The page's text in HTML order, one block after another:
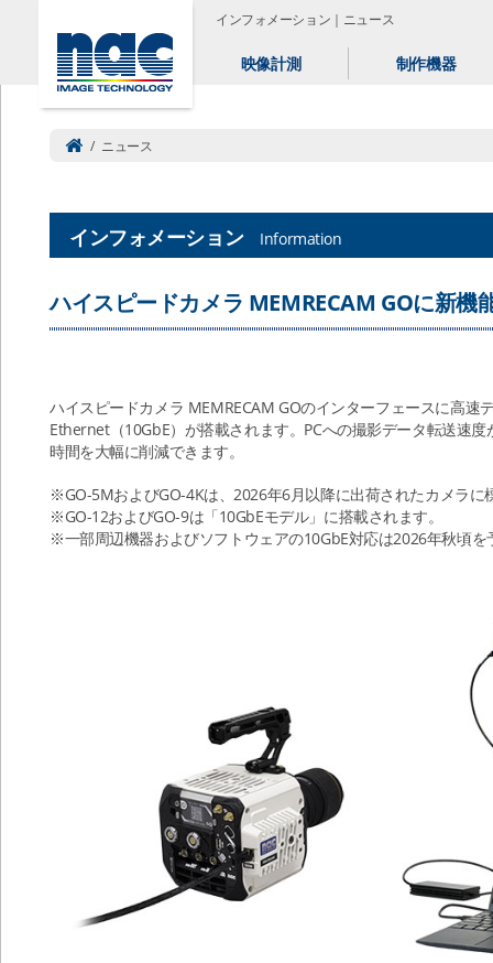
インフォメーション｜ニュース
映像計測 制作機器
/ ニュース
インフォメーション Information
ハイスピードカメラ MEMRECAM GOに新
ハイスピードカメラ MEMRECAM GOのインターフェースに高速
Ethernet（10GbE）が搭載されます。PCへの撮影データ転送速
時間を大幅に削減できます。
※GO-5MおよびGO-4Kは、2026年6月以降に出荷されたカメラに
※GO-12およびGO-9は「10GbEモデル」に搭載されます。
※一部周辺機器およびソフトウェアの10GbE対応は2026年秋頃を